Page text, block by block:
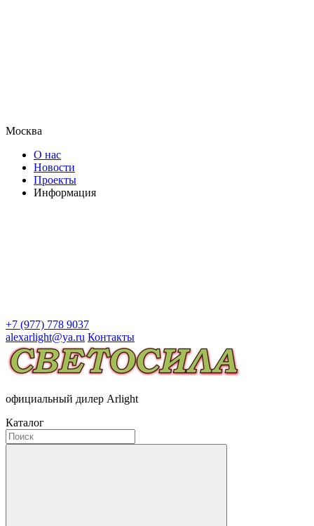
Москва
О нас
Новости
Проекты
Информация
+7 (977) 778 9037
alexarlight@ya.ru Контакты
официальный дилер Arlight
Каталог